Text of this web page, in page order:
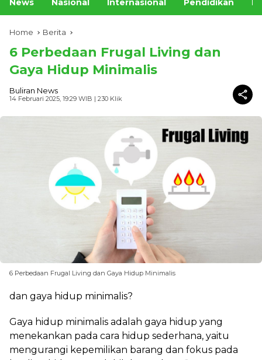
Home Berita
6 Perbedaan Frugal Living dan
Gaya Hidup Minimalis
Buliran News
14 Februari 2025, 19:29 WIB | 230 Klik
6 Perbedaan Frugal Living dan Gaya Hidup Minimalis
dan gaya hidup minimalis?
Gaya hidup minimalis adalah gaya hidup yang
menekankan pada cara hidup sederhana, yaitu
mengurangi kepemilikan barang dan fokus pada